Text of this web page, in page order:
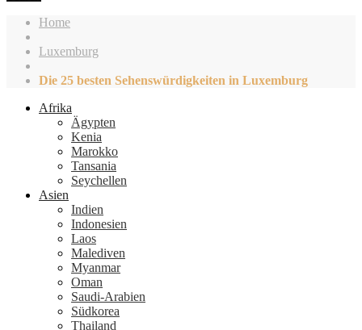
Home
Luxemburg
Die 25 besten Sehenswürdigkeiten in Luxemburg
Afrika
Ägypten
Kenia
Marokko
Tansania
Seychellen
Asien
Indien
Indonesien
Laos
Malediven
Myanmar
Oman
Saudi-Arabien
Südkorea
Thailand